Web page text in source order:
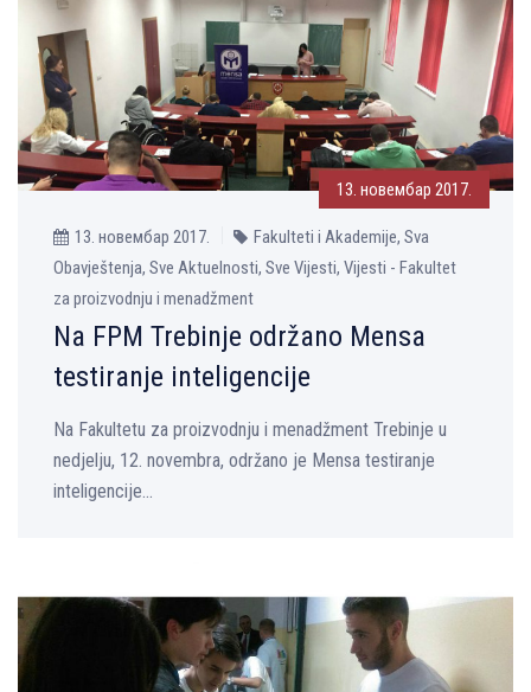
13. новембар 2017.
13. новембар 2017.
Fakulteti i Akademije, Sva
Obavještenja, Sve Aktuelnosti, Sve Vijesti, Vijesti - Fakultet
za proizvodnju i menadžment
Na FPM Trebinje održano Mensa
testiranje inteligencije
Na Fakultetu za proizvodnju i menadžment Trebinje u
nedjelјu, 12. novembra, održano je Mensa testiranje
inteligencije...